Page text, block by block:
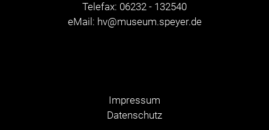
Telefax: 06232 - 132540
eMail: hv@museum.speyer.de
Impressum
Datenschutz